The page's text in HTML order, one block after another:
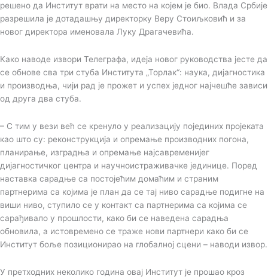
решено да Институт врати на место на којем је био. Влада Србије
разрешила је дотадашњу директорку Веру Стоиљковић и за
новог директора именовала Луку Драгачевића.
Како наводе извори Телеграфа, идеја новог руководства јесте да
се обнове сва три стуба Института „Торлак“: наука, дијагностика
и производња, чији рад је прожет и успех једног најчешће зависи
од друга два стуба.
– С тим у вези већ се кренуло у реализацију појединих пројеката
као што су: реконструкција и опремање производних погона,
планирање, изградња и опремање најсавременијег
дијагностичког центра и научноистраживачке јединице. Поред
наставка сарадње са постојећим домаћим и страним
партнерима са којима је план да се тај ниво сарадње подигне на
виши ниво, ступило се у контакт са партнерима са којима се
сарађивало у прошлости, како би се наведена сарадња
обновила, а истовремено се траже нови партнери како би се
Институт боље позиционирао на глобалној сцени – наводи извор.
У претходних неколико година овај Институт је прошао кроз